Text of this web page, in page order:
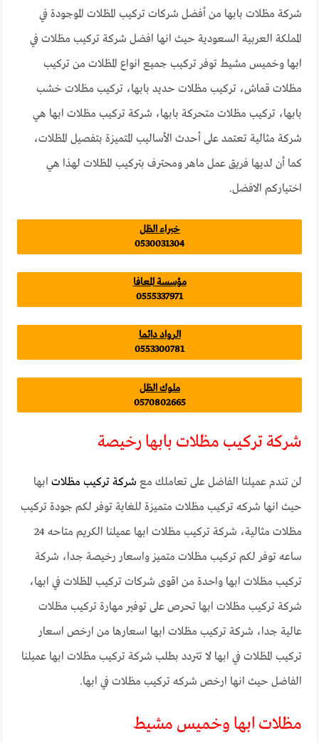
شركة مظلات بابها من أفضل شركات تركيب المظلات الموجودة في
المملكة العربية السعودية حيث انها افضل شركة تركيب مظلات في
ابها وخميس مشيط توفر تركيب جميع انواع المظلات من تركيب
مظلات قماش، تركيب مظلات حديد بابها، تركيب مظلات خشب
بابها، تركيب مظلات متحركة بابها، شركة تركيب مظلات ابها هي
شركة مثالية تعتمد على أحدث الأساليب المتميزة بتفصيل المظلات،
كما أن لديها فريق عمل ماهر ومحترف بتركيب المظلات لهذا هي
اختياركم الافضل.
خبراء الظل
0530031304
مؤسسة المعافا
0555337971
الرواد دائما
0553300781
ملوك الظل
0570802665
شركة تركيب مظلات بابها رخيصة
لن تندم عميلنا الفاضل على تعاملك مع شركة تركيب مظلات ابها
حيث انها شركه تركيب مظلات متميزة للغاية توفر لكم جودة تركيب
مظلات مثالية، شركة تركيب مظلات ابها عميلنا الكريم متاحه 24
ساعه توفر لكم تركيب مظلات متميز واسعار رخيصة جدا، شركة
تركيب مظلات ابها واحدة من اقوى شركات تركيب المظلات في ابها،
شركة تركيب مظلات ابها تحرص على توفير مهارة تركيب مظلات
عالية جدا، شركة تركيب مظلات ابها اسعارها من ارخص اسعار
تركيب المظلات في ابها لا تتردد بطلب شركة تركيب مظلات ابها عميلنا
الفاضل حيث انها ارخص شركه تركيب مظلات في ابها.
مظلات ابها وخميس مشيط